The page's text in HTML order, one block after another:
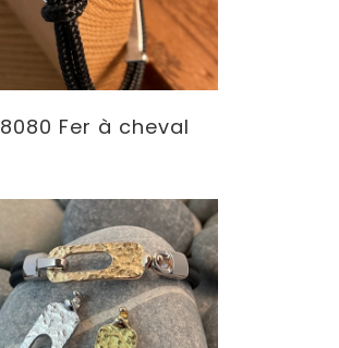
8080 Fer à cheval